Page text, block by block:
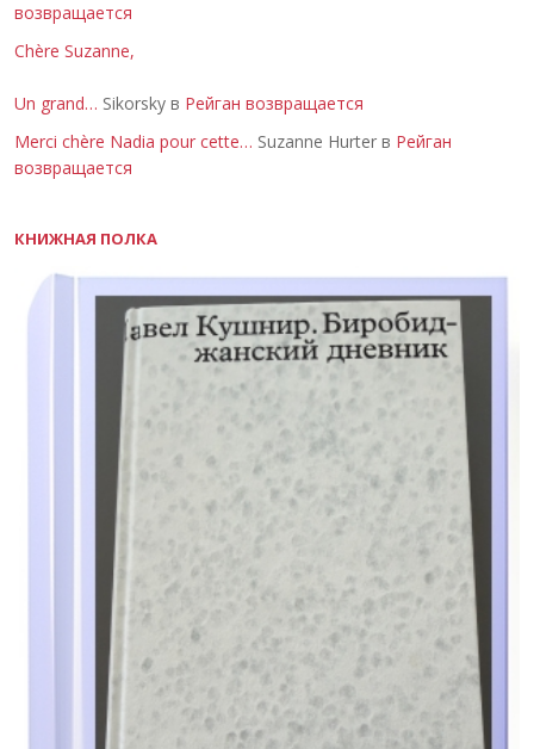
возвращается
Chère Suzanne,
Un grand… Sikorsky в Рейган возвращается
Merci chère Nadia pour cette… Suzanne Hurter в Рейган
возвращается
КНИЖНАЯ ПОЛКА